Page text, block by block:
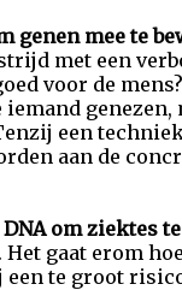
genen mee te
met een
voor de
een
aan de
om ziektes
gaat erom
te groot